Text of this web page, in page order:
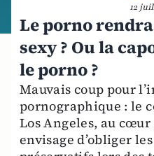
12
Le porno
sexy ? Ou la
le porno ?
Mauvais coup pour
pornographique : le
Los Angeles, au
envisage d’obliger